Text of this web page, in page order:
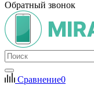
Обратный звонок
Сравнение0